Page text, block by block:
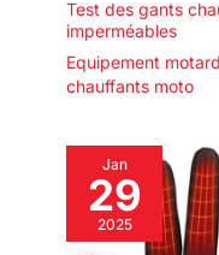
Test des gants
imperméables
Equipement motard
chauffants moto
Jan
29
2025